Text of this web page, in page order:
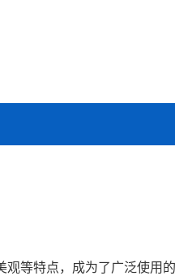
等特点，成为了广泛使